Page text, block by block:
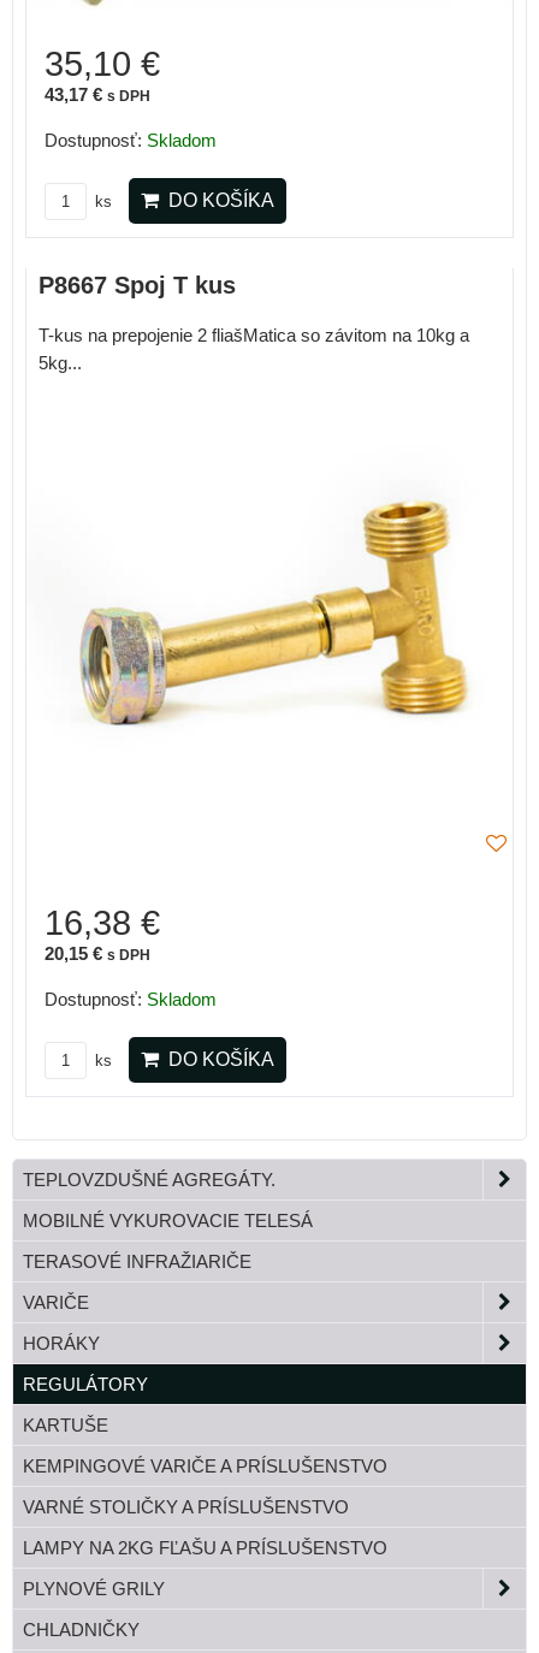
35,10 €
43,17 € s DPH
Dostupnosť: Skladom
ks DO KOŠÍKA
P8667 Spoj T kus
T-kus na prepojenie 2 fliašMatica so závitom na 10kg a
5kg...
16,38 €
20,15 € s DPH
Dostupnosť: Skladom
ks DO KOŠÍKA
TEPLOVZDUŠNÉ AGREGÁTY.
MOBILNÉ VYKUROVACIE TELESÁ
TERASOVÉ INFRAŽIARIČE
VARIČE
HORÁKY
REGULÁTORY
KARTUŠE
KEMPINGOVÉ VARIČE A PRÍSLUŠENSTVO
VARNÉ STOLIČKY A PRÍSLUŠENSTVO
LAMPY NA 2KG FĽAŠU A PRÍSLUŠENSTVO
PLYNOVÉ GRILY
CHLADNIČKY